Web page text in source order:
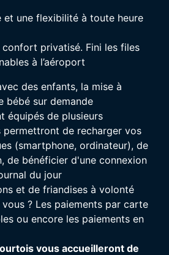
et une flexibilité à toute heure
privatisé. Fini les files
à l’aéroport
des enfants, la mise à
bébé sur demande
équipés de plusieurs
permettront de recharger vos
(smartphone, ordinateur), de
de bénéficier d'une connexion
du jour
et de friandises à volonté
? Les paiements par carte
ou encore les paiements en
vous accueilleront de